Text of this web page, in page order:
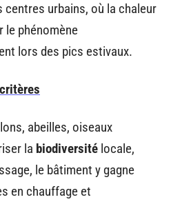
urbains, où la chaleur
le phénomène
lors des pics estivaux.
abeilles, oiseaux
la biodiversité locale,
le bâtiment y gagne
en chauffage et